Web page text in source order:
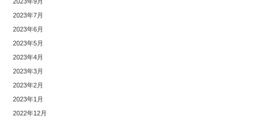
2023年7月
2023年6月
2023年5月
2023年4月
2023年3月
2023年2月
2023年1月
2022年12月